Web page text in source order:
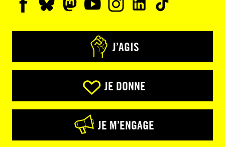
J’AGIS
JE DONNE
JE M’ENGAGE